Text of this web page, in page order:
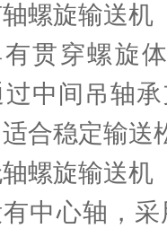
螺旋输送机‌
贯穿螺旋
过中间吊轴
合稳定输送
螺旋输送机‌
中心轴，